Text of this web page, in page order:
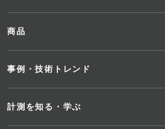
ッ
タ
ー
メ
商品
事例・技術トレンド
計測を知る・学ぶ